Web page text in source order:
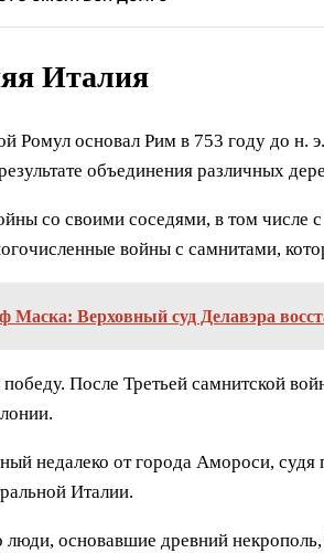
Италия
Ромул основал Рим в 753 году до
объединения различных
со своими соседями, в том
войны с самнитами,
Маска: Верховный суд Делавэра
После Третьей самнитской
недалеко от города Амороси,
Италии.
люди, основавшие древний